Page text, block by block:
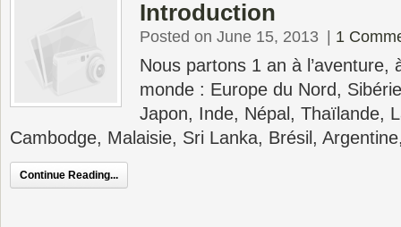
Introduction
Posted on June 15, 2013 1
Nous partons 1 an à l’aventure,
monde : Europe du Nord,
Japon, Inde, Népal, Thaïlande,
Cambodge, Malaisie, Sri Lanka, Brésil,
Continue Reading...